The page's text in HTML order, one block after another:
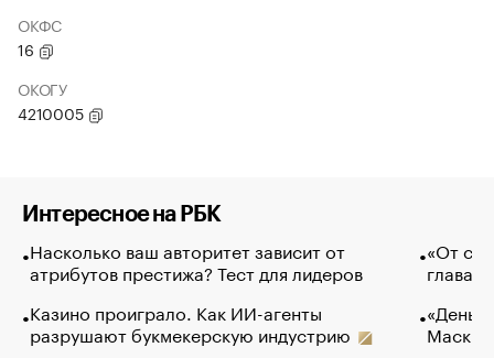
ОКФС
16
ОКОГУ
4210005
Интересное на РБК
Насколько ваш авторитет зависит от
атрибутов престижа? Тест для лидеров
Казино проиграло. Как ИИ-агенты
разрушают букмекерскую индустрию
«От
глава
Маск в